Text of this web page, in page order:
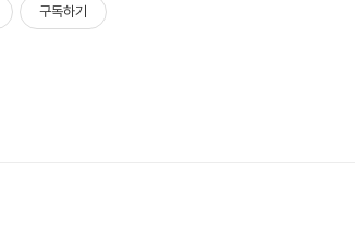
구독하기